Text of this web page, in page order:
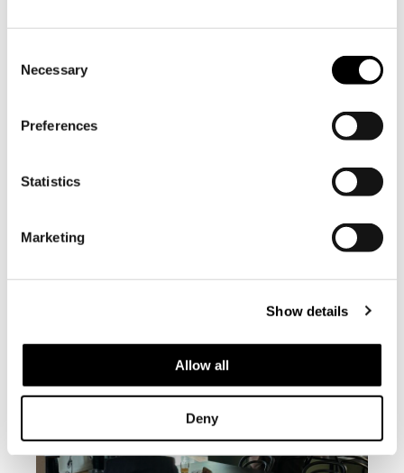
Selection
Necessary
Preferences
Statistics
Marketing
Show details
Allow all
Deny